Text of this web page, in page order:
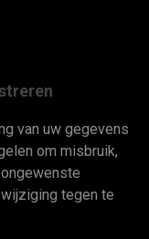
van uw gegevens
om misbruik,
tegen te